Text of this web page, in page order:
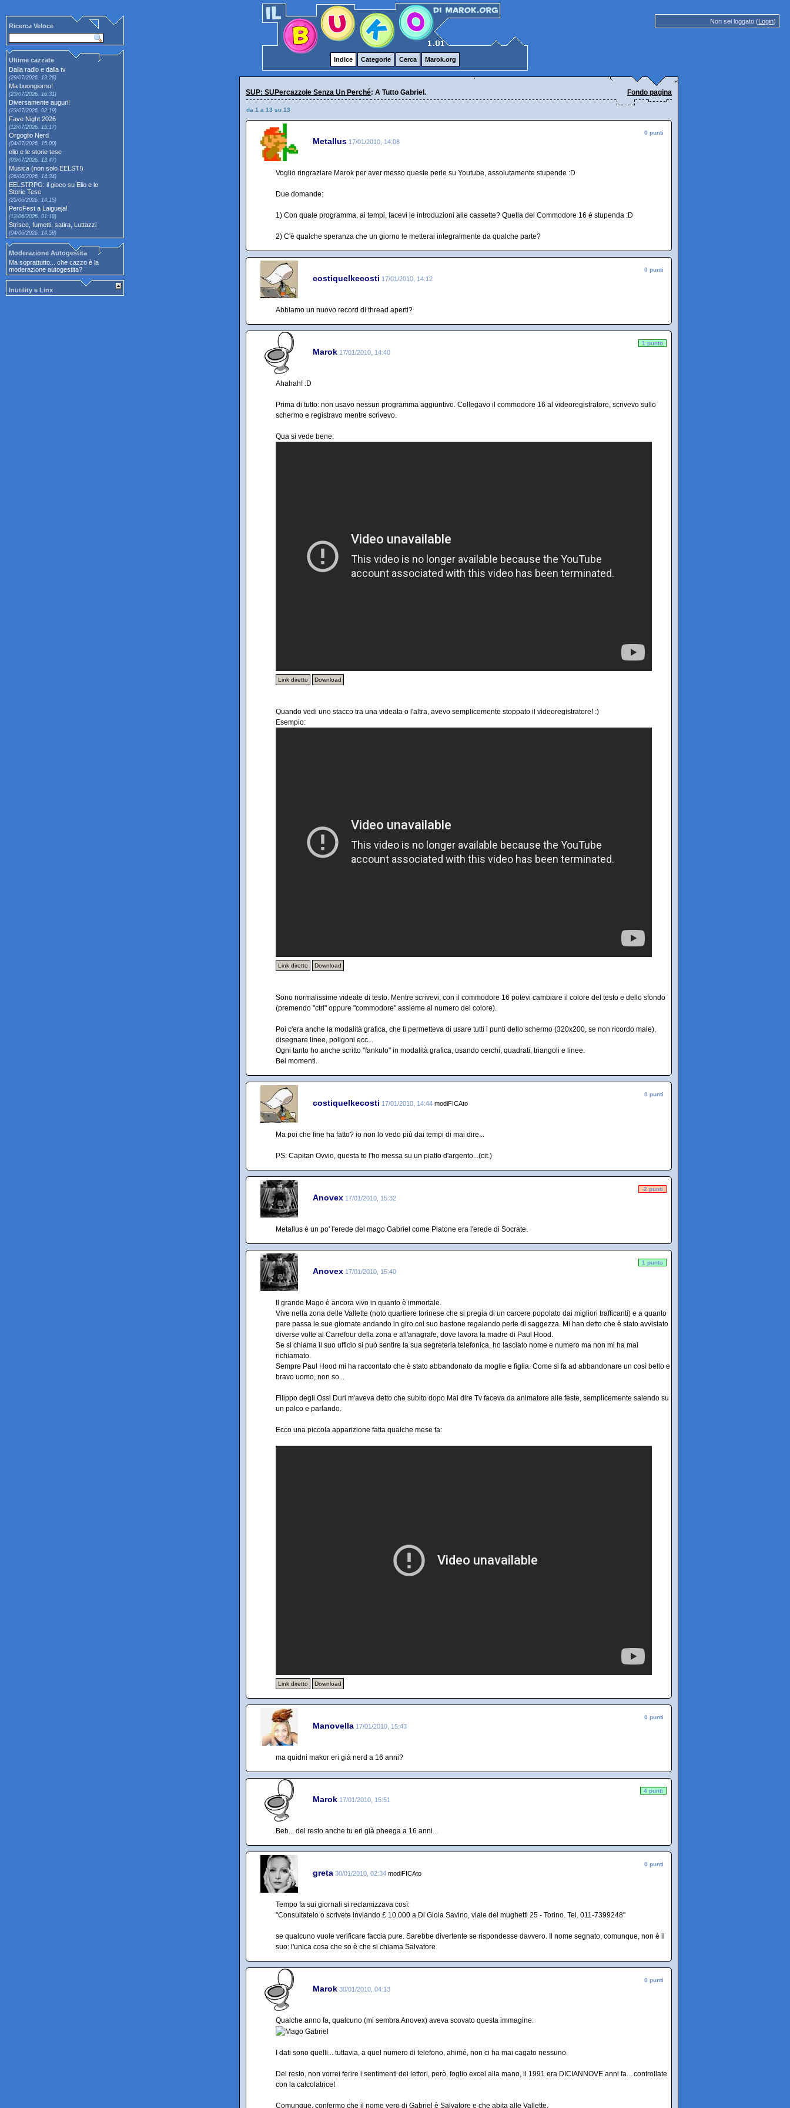
Non sei loggato (Login)
Indice Categorie Cerca Marok.org
Ricerca Veloce
Ultime cazzate
Dalla radio e dalla tv
(29/07/2026, 13:26)
Ma buongiorno!
(23/07/2026, 16:31)
Diversamente auguri!
(23/07/2026, 02:19)
Fave Night 2026
(12/07/2026, 15:17)
Orgoglio Nerd
(04/07/2026, 15:00)
elio e le storie tese
(03/07/2026, 13:47)
Musica (non solo EELST!)
(26/06/2026, 14:34)
EELSTRPG: il gioco su Elio e le
Storie Tese
(25/06/2026, 14:15)
PercFest a Laigueja!
(12/06/2026, 01:18)
Strisce, fumetti, satira, Luttazzi
(04/06/2026, 14:58)
Moderazione Autogestita
Ma soprattutto... che cazzo è la
moderazione autogestita?
Inutility e Linx
SUP: SUPercazzole Senza Un Perché: A Tutto Gabriel. Fondo pagina
da 1 a 13 su 13
Metallus 17/01/2010, 14:08
0 punti
Voglio ringraziare Marok per aver messo queste perle su Youtube, assolutamente stupende :D
Due domande:
1) Con quale programma, ai tempi, facevi le introduzioni alle cassette? Quella del Commodore 16 è stupenda :D
2) C'è qualche speranza che un giorno le metterai integralmente da qualche parte?
costiquelkecosti 17/01/2010, 14:12
0 punti
Abbiamo un nuovo record di thread aperti?
Marok 17/01/2010, 14:40
1 punto
Ahahah! :D
Prima di tutto: non usavo nessun programma aggiuntivo. Collegavo il commodore 16 al videoregistratore, scrivevo sullo
schermo e registravo mentre scrivevo.
Qua si vede bene:
Link diretto Download
Quando vedi uno stacco tra una videata o l'altra, avevo semplicemente stoppato il videoregistratore! :)
Esempio:
Link diretto Download
Sono normalissime videate di testo. Mentre scrivevi, con il commodore 16 potevi cambiare il colore del testo e dello sfondo
(premendo "ctrl" oppure "commodore" assieme al numero del colore).
Poi c'era anche la modalità grafica, che ti permetteva di usare tutti i punti dello schermo (320x200, se non ricordo male),
disegnare linee, poligoni ecc...
Ogni tanto ho anche scritto "fankulo" in modalità grafica, usando cerchi, quadrati, triangoli e linee.
Bei momenti.
costiquelkecosti 17/01/2010, 14:44 modiFICAto
0 punti
Ma poi che fine ha fatto? io non lo vedo più dai tempi di mai dire...
PS: Capitan Ovvio, questa te l'ho messa su un piatto d'argento...(cit.)
Anovex 17/01/2010, 15:32
-2 punti
Metallus è un po' l'erede del mago Gabriel come Platone era l'erede di Socrate.
Anovex 17/01/2010, 15:40
1 punto
Il grande Mago è ancora vivo in quanto è immortale.
Vive nella zona delle Vallette (noto quartiere torinese che si pregia di un carcere popolato dai migliori trafficanti) e a quanto
pare passa le sue giornate andando in giro col suo bastone regalando perle di saggezza. Mi han detto che è stato avvistato
diverse volte al Carrefour della zona e all'anagrafe, dove lavora la madre di Paul Hood.
Se si chiama il suo ufficio si può sentire la sua segreteria telefonica, ho lasciato nome e numero ma non mi ha mai
richiamato.
Sempre Paul Hood mi ha raccontato che è stato abbandonato da moglie e figlia. Come si fa ad abbandonare un così bello e
bravo uomo, non so...
Filippo degli Ossi Duri m'aveva detto che subito dopo Mai dire Tv faceva da animatore alle feste, semplicemente salendo su
un palco e parlando.
Ecco una piccola apparizione fatta qualche mese fa:
Link diretto Download
Manovella 17/01/2010, 15:43
0 punti
ma quidni makor eri già nerd a 16 anni?
Marok 17/01/2010, 15:51
4 punti
Beh... del resto anche tu eri già pheega a 16 anni...
greta 30/01/2010, 02:34 modiFICAto
0 punti
Tempo fa sui giornali si reclamizzava così:
"Consultatelo o scrivete inviando £ 10.000 a Di Gioia Savino, viale dei mughetti 25 - Torino. Tel. 011-7399248"
se qualcuno vuole verificare faccia pure. Sarebbe divertente se rispondesse davvero. Il nome segnato, comunque, non è il
suo: l'unica cosa che so è che si chiama Salvatore
Marok 30/01/2010, 04:13
0 punti
Qualche anno fa, qualcuno (mi sembra Anovex) aveva scovato questa immagine:
I dati sono quelli... tuttavia, a quel numero di telefono, ahimé, non ci ha mai cagato nessuno.
Del resto, non vorrei ferire i sentimenti dei lettori, però, foglio excel alla mano, il 1991 era DICIANNOVE anni fa... controllate
con la calcolatrice!
Comunque, confermo che il nome vero di Gabriel è Salvatore e che abita alle Vallette.